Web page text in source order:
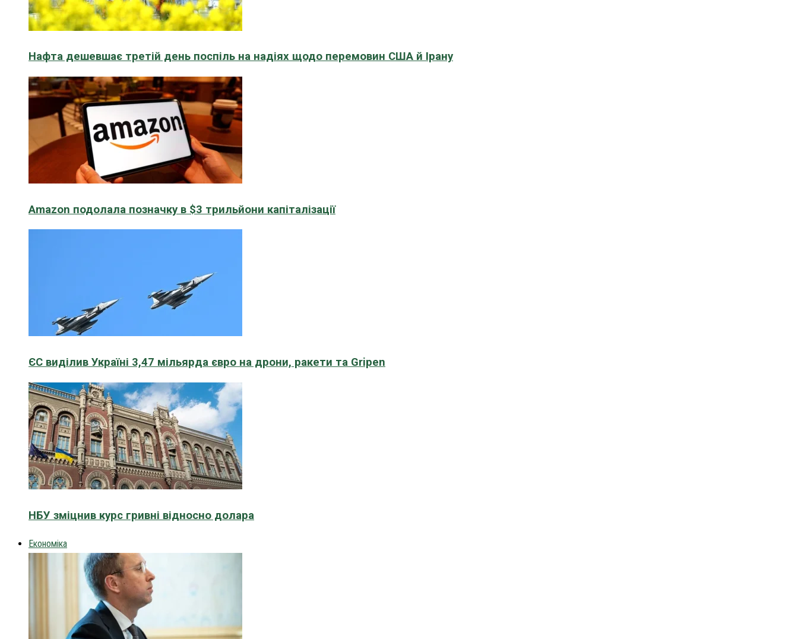
Нафта дешевшає третій день поспіль на надіях щодо перемовин США й Ірану
Amazon подолала позначку в $3 трильйони капіталізації
ЄС виділив Україні 3,47 мільярда євро на дрони, ракети та Gripen
НБУ зміцнив курс гривні відносно долара
Економіка